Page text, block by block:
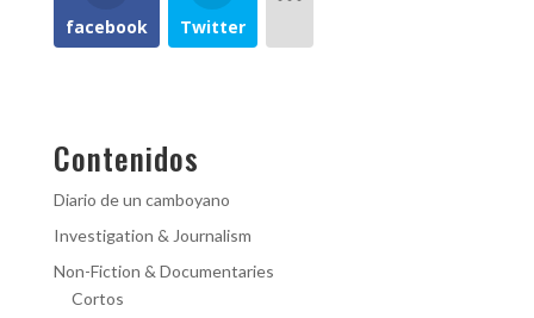
facebook Twitter
Contenidos
Diario de un camboyano
Investigation & Journalism
Non-Fiction & Documentaries
Cortos